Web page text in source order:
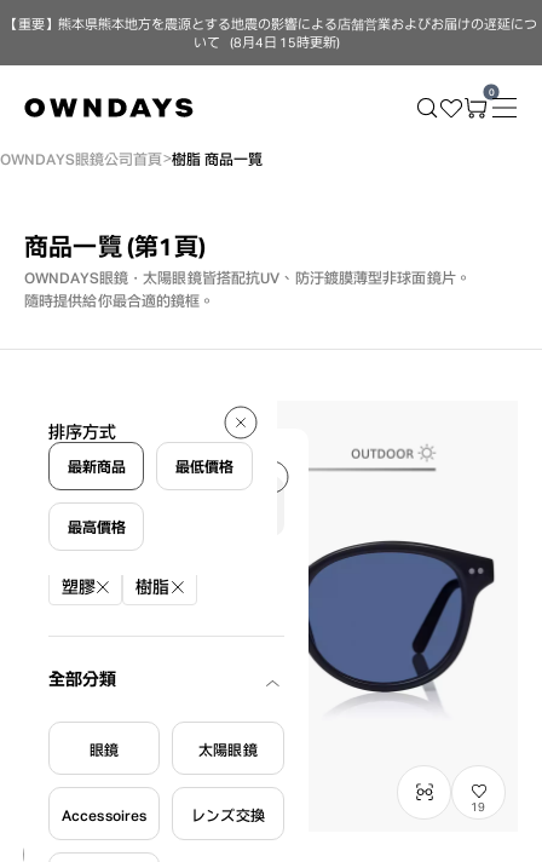
【重要】熊本県熊本地方を震源とする地震の影響による店舗営業およびお届けの遅延につ
いて（8月4日 15時更新）
0
OWNDAYS眼鏡公司首頁 樹脂 商品一覽
商品一覽 (第1頁)
OWNDAYS眼鏡・太陽眼鏡皆搭配抗UV、防汙鍍膜薄型非球面鏡片。
隨時提供給你最合適的鏡框。
168 件
篩選條件
塑膠 樹脂
全部分類
眼鏡 太陽眼鏡
Accessoires レンズ交換
排序方式
最新商品 最低價格
最高價格
19